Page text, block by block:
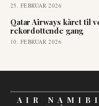
25. FEBRUAR 2026
Qatar Airways kåret til
rekordottende gang
10. FEBRUAR 2026
AIR